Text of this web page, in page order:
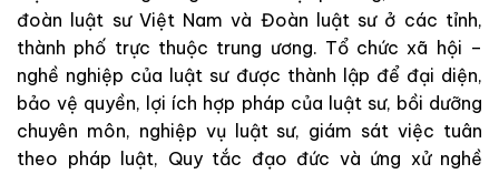
đoàn luật sư Việt Nam và Đoàn luật sư ở các tỉnh,
thành phố trực thuộc trung ương. Tổ chức xã hội –
nghề nghiệp của luật sư được thành lập để đại diện,
bảo vệ quyền, lợi ích hợp pháp của luật sư, bồi dưỡng
chuyên môn, nghiệp vụ luật sư, giám sát việc tuân
theo pháp luật, Quy tắc đạo đức và ứng xử nghề